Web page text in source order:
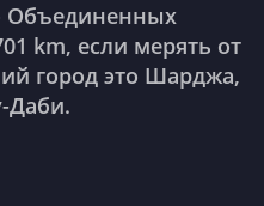
Объединенных
km, если мерять от
город это Шарджа,
Даби.